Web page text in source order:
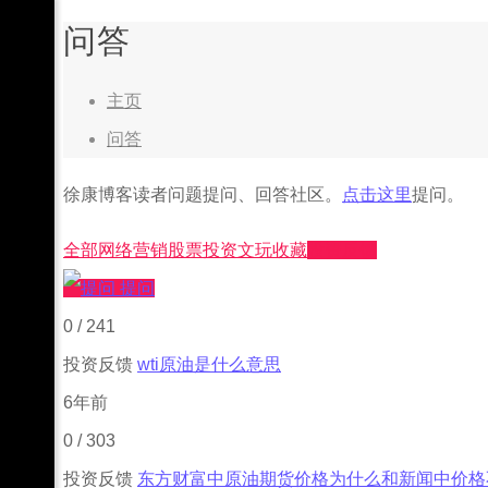
问答
主页
问答
徐康博客读者问题提问、回答社区。 点击这里提问。
全部网络营销股票投资文玩收藏
提问
0 / 241
投资反馈 wti原油是什么意思
6年前
0 / 303
投资反馈 东方财富中原油期货价格为什么和新闻中价